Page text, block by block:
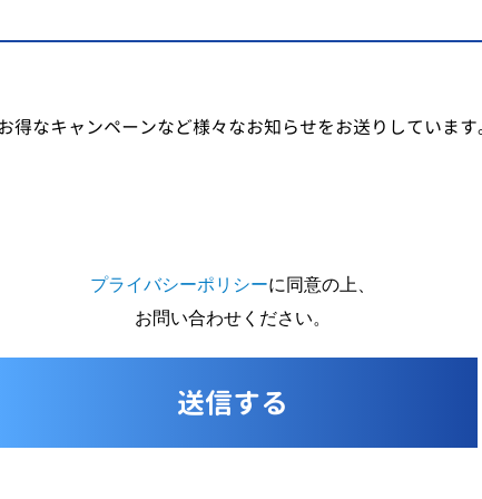
得なキャンペーンなど様々なお知らせをお送りしています
プライバシーポリシーに同意の上、
お問い合わせください。